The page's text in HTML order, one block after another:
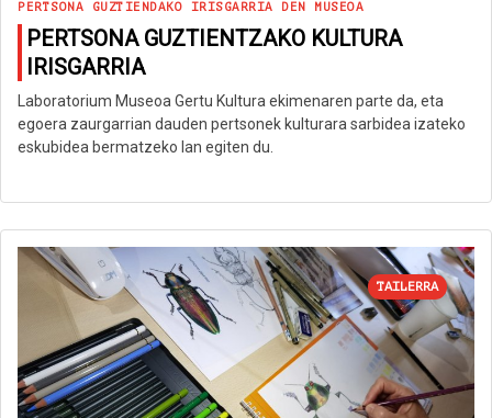
PERTSONA GUZTIENDAKO IRISGARRIA DEN MUSEOA
PERTSONA GUZTIENTZAKO KULTURA
IRISGARRIA
Laboratorium Museoa Gertu Kultura ekimenaren parte da, eta
egoera zaurgarrian dauden pertsonek kulturara sarbidea izateko
eskubidea bermatzeko lan egiten du.
TAILERRA